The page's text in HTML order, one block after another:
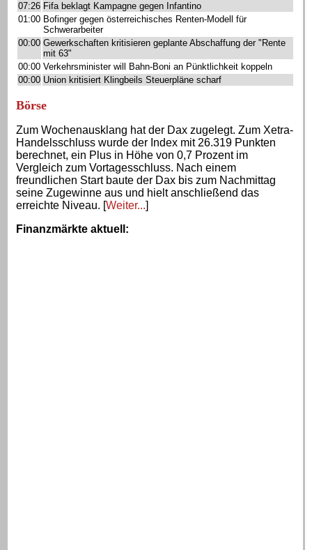
07:26 Fifa beklagt Kampagne gegen Infantino
01:00 Bofinger gegen österreichisches Renten-Modell für
Schwerarbeiter
00:00 Gewerkschaften kritisieren geplante Abschaffung der "Rente
mit 63"
00:00 Verkehrsminister will Bahn-Boni an Pünktlichkeit koppeln
00:00 Union kritisiert Klingbeils Steuerpläne scharf
Börse
Zum Wochenausklang hat der Dax zugelegt. Zum Xetra-
Handelsschluss wurde der Index mit 26.319 Punkten
berechnet, ein Plus in Höhe von 0,7 Prozent im
Vergleich zum Vortagesschluss. Nach einem
freundlichen Start baute der Dax bis zum Nachmittag
seine Zugewinne aus und hielt anschließend das
erreichte Niveau. [Weiter...]
Finanzmärkte aktuell :